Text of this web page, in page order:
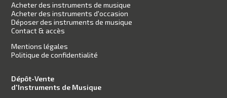
Acheter des instruments de musique
Acheter des instruments d'occasion
Déposer des instruments de musique
Contact & accès
Mentions légales
Politique de confidentialité
Dépôt-Vente
d'Instruments de Musique